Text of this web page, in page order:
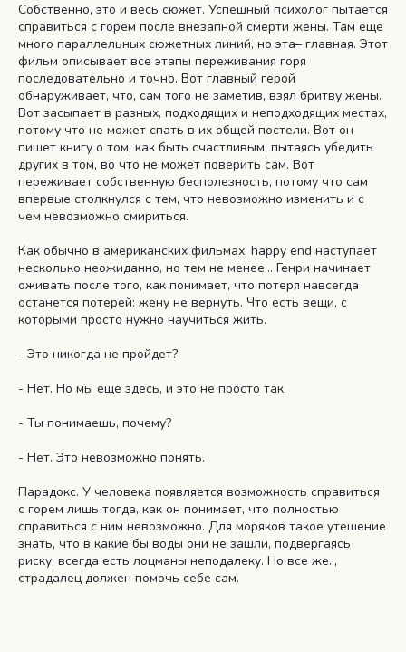
Собственно, это и весь сюжет. Успешный психолог пытается
справиться с горем после внезапной смерти жены. Там еще
много параллельных сюжетных линий, но эта– главная. Этот
фильм описывает все этапы переживания горя
последовательно и точно. Вот главный герой
обнаруживает, что, сам того не заметив, взял бритву жены.
Вот засыпает в разных, подходящих и неподходящих местах,
потому что не может спать в их общей постели. Вот он
пишет книгу о том, как быть счастливым, пытаясь убедить
других в том, во что не может поверить сам. Вот
переживает собственную бесполезность, потому что сам
впервые столкнулся с тем, что невозможно изменить и с
чем невозможно смириться.
Как обычно в американских фильмах, happy end наступает
несколько неожиданно, но тем не менее… Генри начинает
оживать после того, как понимает, что потеря навсегда
останется потерей: жену не вернуть. Что есть вещи, с
которыми просто нужно научиться жить.
- Это никогда не пройдет?
- Нет. Но мы еще здесь, и это не просто так.
- Ты понимаешь, почему?
- Нет. Это невозможно понять.
Парадокс. У человека появляется возможность справиться
с горем лишь тогда, как он понимает, что полностью
справиться с ним невозможно. Для моряков такое утешение
знать, что в какие бы воды они не зашли, подвергаясь
риску, всегда есть лоцманы неподалеку. Но все же..,
страдалец должен помочь себе сам.